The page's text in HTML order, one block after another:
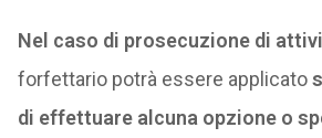
Nel caso di prosecuzione di
forfettario potrà essere applicato
di effettuare alcuna opzione o